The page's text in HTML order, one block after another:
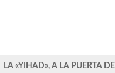
LA «YIHAD», A LA PUERTA